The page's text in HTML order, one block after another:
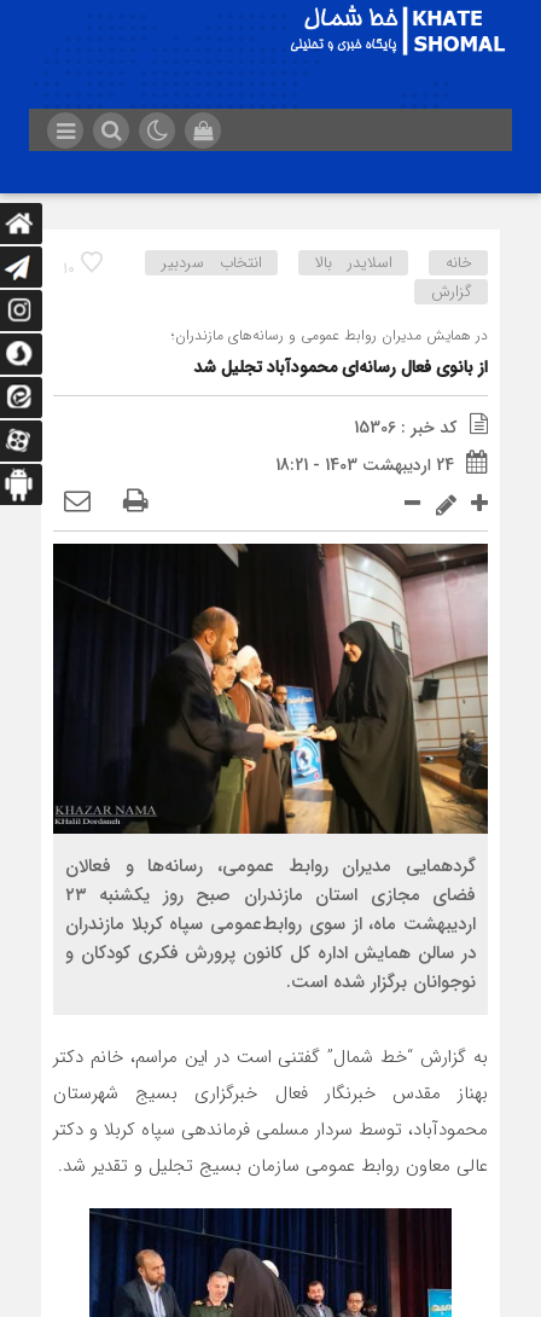
10 خانه اسلایدر بالا
انتخاب سردبیر
گزارش
در همایش مدیران روابط عمومی و رسانه‌های مازندران؛
از بانوی فعال رسانه‌ای محمودآباد تجلیل شد
کد خبر : 15306
24 اردیبهشت 1403 - 18:21
گردهمایی مدیران روابط عمومی، رسانه‌ها و فعالان
فضای مجازی استان مازندران صبح روز یکشنبه ۲۳
اردیبهشت ماه، از سوی روابط‌عمومی سپاه کربلا مازندران
در سالن همایش اداره کل کانون پرورش فکری کودکان و
نوجوانان برگزار شده است.
به گزارش “خط شمال” گفتنی است در این مراسم، خانم دکتر
بهناز مقدس خبرنگار فعال خبرگزاری بسیج شهرستان
محمودآباد، توسط سردار مسلمی فرماندهی سپاه کربلا و دکتر
عالی معاون روابط عمومی سازمان بسیج تجلیل و تقدیر شد.